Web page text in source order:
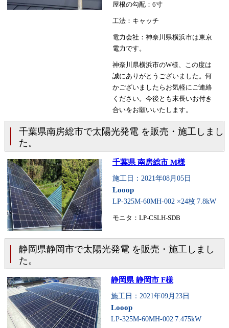
屋根の勾配：6寸
工法：キャッチ
電力会社：神奈川県横浜市は東京
電力です。
神奈川県横浜市のW様、この度は
誠にありがとうございました。何
かございましたらお気軽にご連絡
ください。今後とも末長いお付き
合いをお願いいたします。
千葉県南房総市で太陽光発電 を販売・施工しまし
た。
千葉県 南房総市 M様
施工日：2021年08月05日
Looop
LP-325M-60MH-002 ×24枚 7.8kW
モニタ：LP-CSLH-SDB
静岡県静岡市で太陽光発電 を販売・施工しまし
た。
静岡県 静岡市 F様
施工日：2021年09月23日
Looop
LP-325M-60MH-002 7.475kW